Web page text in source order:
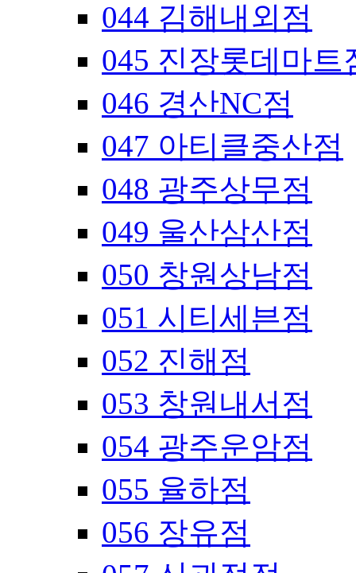
044 김해내외점
045 진장롯데마트
046 경산NC점
047 아티클중산점
048 광주상무점
049 울산삼산점
050 창원상남점
051 시티세븐점
052 진해점
053 창원내서점
054 광주운암점
055 율하점
056 장유점